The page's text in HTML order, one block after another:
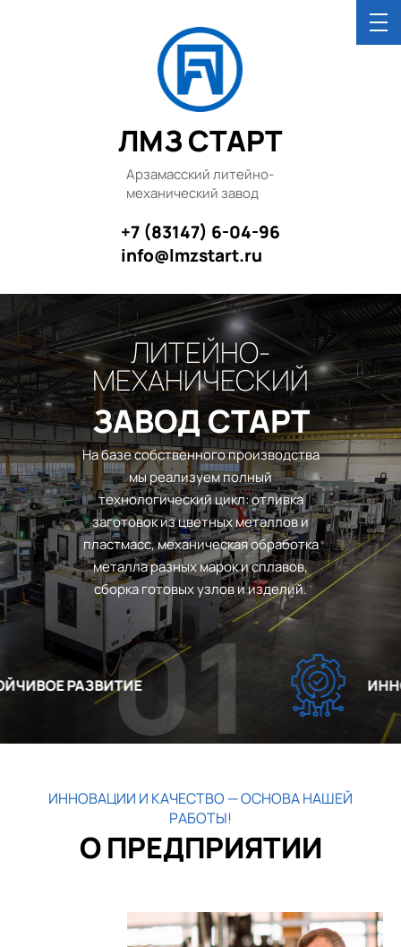
ЛМЗ СТАРТ
Арзамасский литейно-
механический завод
+7 (83147) 6-04-96
info@lmzstart.ru
На базе собственного производства
мы реализуем полный
технологический цикл: отливка
заготовок из цветных металлов и
пластмасс, механическая обработка
металла разных марок и сплавов,
сборка готовых узлов и изделий.
ЛИТЕЙНО-
МЕХАНИЧЕСКИЙ
ЗАВОД СТАРТ
РАЗВИТИЕ01
ИННОВАЦИИ И КАЧЕСТВО — ОСНОВА НАШЕЙ
РАБОТЫ!
О ПРЕДПРИЯТИИ